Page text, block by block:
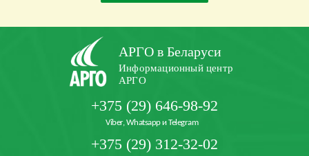
АРГО в Беларуси
Информационный центр
АРГО
+375 (29) 646-98-92
Viber, Whatsapp и Telegram
+375 (29) 312-32-02